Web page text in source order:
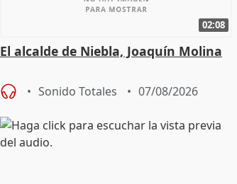
02:08
El alcalde de Niebla, Joaquín Molina
Sonido Totales 07/08/2026